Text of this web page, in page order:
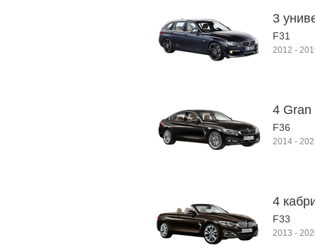
3
F31
2012 -
4 Gran
F36
2014-
4
F33
2013 -